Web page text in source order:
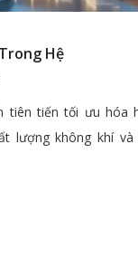
Hệ
tiên tiến tối ưu hóa
lượng không khí